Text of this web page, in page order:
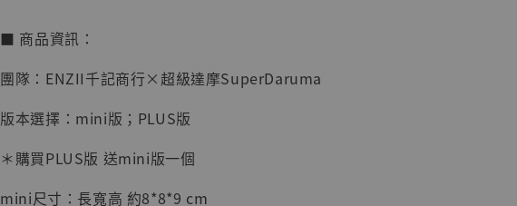
■ 商品資訊：
團隊：ENZII千記商行×超級達摩SuperDaruma
版本選擇：mini版；PLUS版
＊購買PLUS版 送mini版一個
mini尺寸：長寬高 約8*8*9 cm